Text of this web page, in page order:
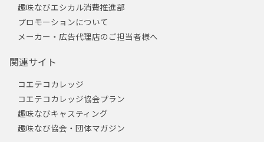
趣味なびエシカル消費推進部
プロモーションについて
メーカー・広告代理店のご担当者様へ
関連サイト
コエテコカレッジ
コエテコカレッジ協会プラン
趣味なびキャスティング
趣味なび協会・団体マガジン